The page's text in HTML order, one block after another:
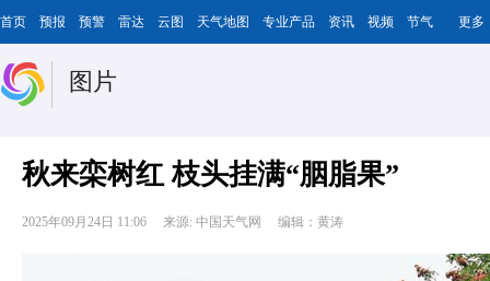
首页 预报 预警 雷达 云图 天气地图 专业产品 资讯 视频 节气 更多
图片
秋来栾树红 枝头挂满“胭脂果”
2025年09月24日 11:06 来源: 中国天气网 编辑：黄涛